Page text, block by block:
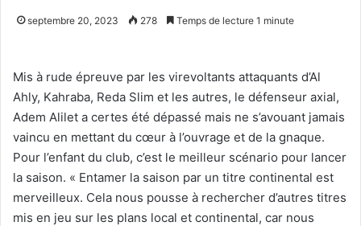
septembre 20, 2023 278 Temps de lecture 1 minute
Mis à rude épreuve par les virevoltants attaquants d’Al
Ahly, Kahraba, Reda Slim et les autres, le défenseur axial,
Adem Alilet a certes été dépassé mais ne s’avouant jamais
vaincu en mettant du cœur à l’ouvrage et de la gnaque.
Pour l’enfant du club, c’est le meilleur scénario pour lancer
la saison. « Entamer la saison par un titre continental est
merveilleux. Cela nous pousse à rechercher d’autres titres
mis en jeu sur les plans local et continental, car nous